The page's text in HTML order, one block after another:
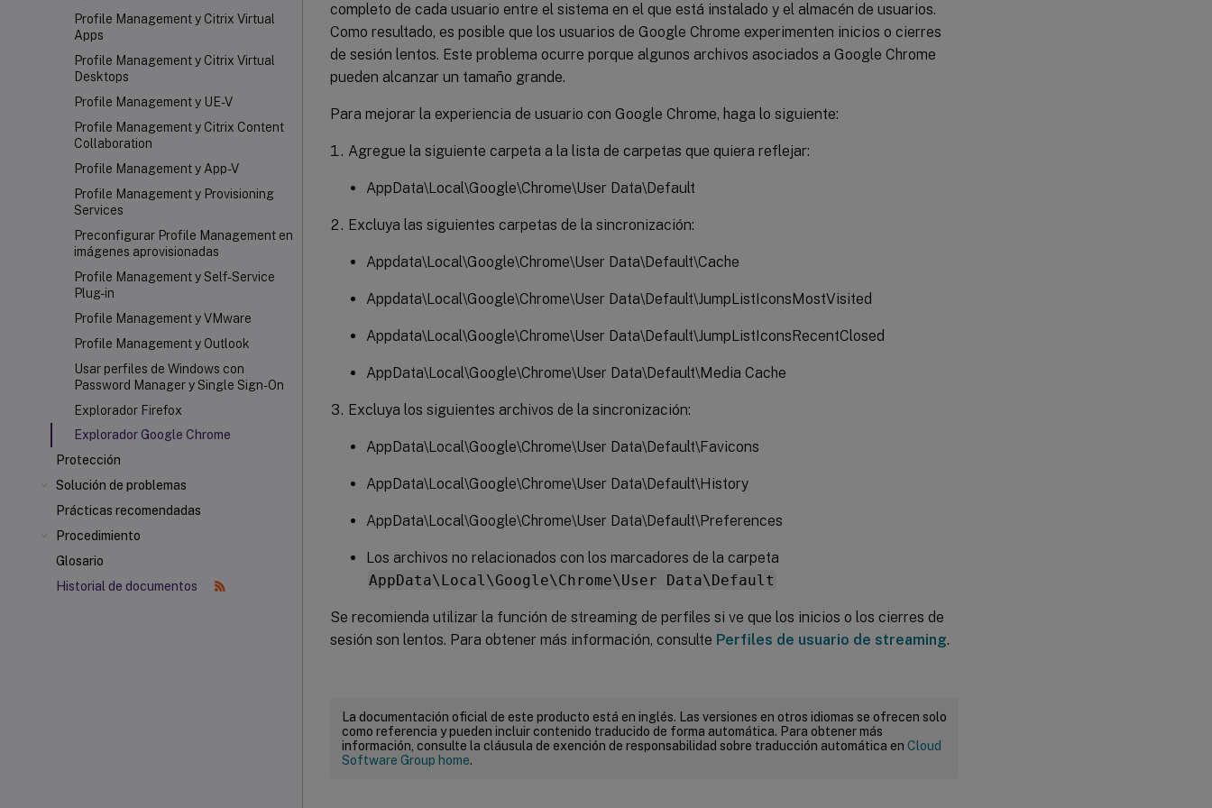
Profile Management y Citrix Virtual
Apps
Profile Management y Citrix Virtual
Desktops
Profile Management y UE-V
Profile Management y Citrix Content
Collaboration
Profile Management y App-V
Profile Management y Provisioning
Services
Preconfigurar Profile Management en
imágenes aprovisionadas
Profile Management y Self-Service
Plug-in
Profile Management y VMware
Profile Management y Outlook
Usar perfiles de Windows con
Password Manager y Single Sign-On
Explorador Firefox
Explorador Google Chrome
Protección
Solución de problemas
Prácticas recomendadas
Procedimiento
Glosario
Historial de documentos
completo de cada usuario entre el sistema en el que está instalado y el almacén de usuarios.
Como resultado, es posible que los usuarios de Google Chrome experimenten inicios o cierres
de sesión lentos. Este problema ocurre porque algunos archivos asociados a Google Chrome
pueden alcanzar un tamaño grande.
Para mejorar la experiencia de usuario con Google Chrome, haga lo siguiente:
Agregue la siguiente carpeta a la lista de carpetas que quiera reflejar:
AppData\Local\Google\Chrome\User Data\Default
Excluya las siguientes carpetas de la sincronización:
Appdata\Local\Google\Chrome\User Data\Default\Cache
Appdata\Local\Google\Chrome\User Data\Default\JumpListIconsMostVisited
Appdata\Local\Google\Chrome\User Data\Default\JumpListIconsRecentClosed
AppData\Local\Google\Chrome\User Data\Default\Media Cache
Excluya los siguientes archivos de la sincronización:
AppData\Local\Google\Chrome\User Data\Default\Favicons
AppData\Local\Google\Chrome\User Data\Default\History
AppData\Local\Google\Chrome\User Data\Default\Preferences
Los archivos no relacionados con los marcadores de la carpeta
AppData\Local\Google\Chrome\User Data\Default
Se recomienda utilizar la función de streaming de perfiles si ve que los inicios o los cierres de
sesión son lentos. Para obtener más información, consulte Perfiles de usuario de streaming.
La documentación oficial de este producto está en inglés. Las versiones en otros idiomas se ofrecen solo
como referencia y pueden incluir contenido traducido de forma automática. Para obtener más
información, consulte la cláusula de exención de responsabilidad sobre traducción automática en Cloud
Software Group home.